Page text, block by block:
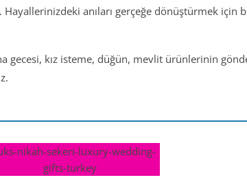
anıları gerçeğe dönüştürmek için
gecesi, kız isteme, düğün, mevlit ürünlerinin